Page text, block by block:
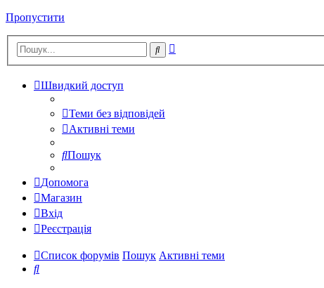
Пропустити
Пошук
Швидкий доступ
Теми без відповідей
Активні теми
Пошук
Допомога
Магазин
Вхід
Реєстрація
Список форумів Пошук Активні теми
Пошук